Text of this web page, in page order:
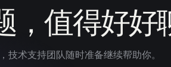
，值得好好
技术支持团队随时准备继续帮助你。